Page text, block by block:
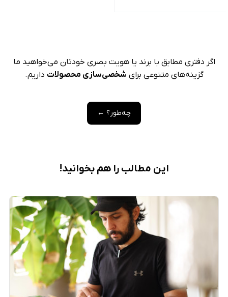
اگر دفتری مطابق با برند یا هویت بصری خودتان می‌خواهید ما
گزینه‌های متنوعی برای شخصی‌سازی محصولات داریم.
چه‌طور؟ ←
این مطالب را هم بخوانید!